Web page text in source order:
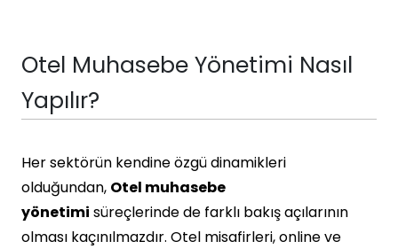
Otel Muhasebe Yönetimi Nasıl
Yapılır?
Her sektörün kendine özgü dinamikleri
olduğundan, Otel muhasebe
yönetimi süreçlerinde de farklı bakış açılarının
olması kaçınılmazdır. Otel misafirleri, online ve